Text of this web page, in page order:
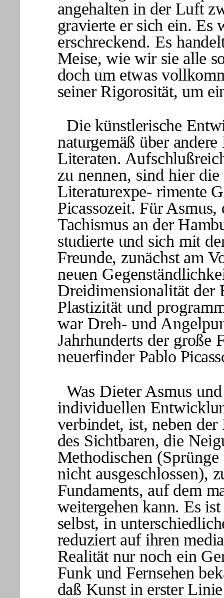
angehalten in der Luft
gravierte er sich ein. Es
erschreckend. Es
Meise, wie wir sie alle
doch um etwas
seiner Rigorosität, um
Die künstlerische
naturgemäß über andere
Literaten.
zu nennen, sind hier
Literaturexpe- rimente
Picassozeit. Für
Tachismus an der
studierte und sich mit
Freunde, zunächst am
neuen
Dreidimensionalität der
Plastizität und
war Dreh- und
Jahrhunderts der große
neuerfinder Pablo
Was Dieter Asmus
individuellen
verbindet, ist, neben
des Sichtbaren, die
Methodischen
nicht ausgeschlossen),
Fundaments, auf dem
weitergehen kann. Es
selbst, in
reduziert auf ihren
Realität nur noch ein
Funk und Fernsehen
daß Kunst in erster